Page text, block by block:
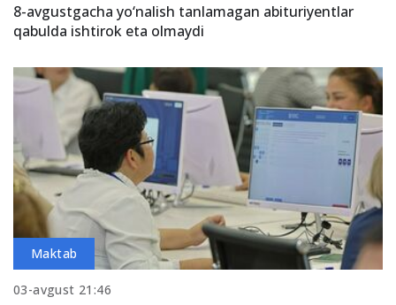
8-avgustgacha yo‘nalish tanlamagan abituriyentlar
qabulda ishtirok eta olmaydi
Maktab
03-avgust 21:46